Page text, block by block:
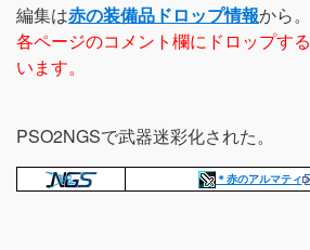
編集は赤の装備品ドロップ情報から。
各ページのコメント欄にドロップす
います。
PSO2NGSで武器迷彩化された。
＊赤のアルマティ